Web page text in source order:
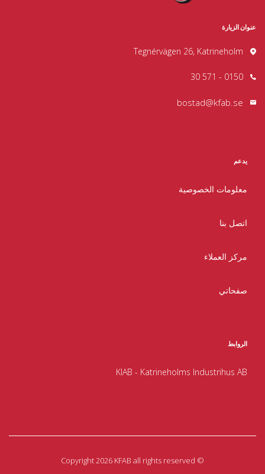
عنوان الزيارة
Tegnérvägen 26, Katrineholm
0150 - 571 30
bostad@kfab.se
يدعم
معلومات الخصوصية
اتصل بنا
مركز العملاء
صفحاتي
الروابط
KIAB - Katrineholms Industrihus AB
©